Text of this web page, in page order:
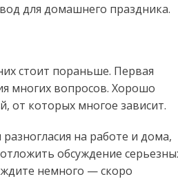
для домашнего праздника.
стоит пораньше. Первая
многих вопросов. Хорошо
от которых многое зависит.
на работе и дома,
обсуждение
немного — скоро